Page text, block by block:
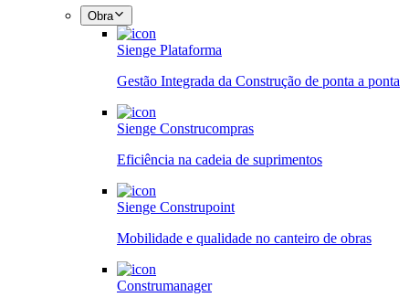
Obra
Sienge Plataforma
Gestão Integrada da Construção de ponta a ponta
Sienge Construcompras
Eficiência na cadeia de suprimentos
Sienge Construpoint
Mobilidade e qualidade no canteiro de obras
Construmanager